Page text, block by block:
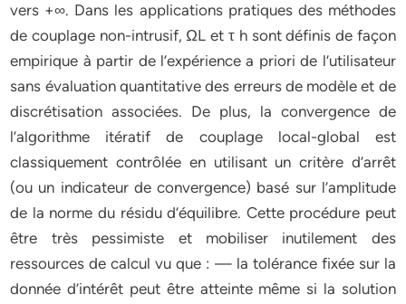
vers +∞. Dans les applications pratiques des méthodes
de couplage non-intrusif, ΩL et τ h sont définis de façon
empirique à partir de l’expérience a priori de l’utilisateur
sans évaluation quantitative des erreurs de modèle et de
discrétisation associées. De plus, la convergence de
l’algorithme itératif de couplage local-global est
classiquement contrôlée en utilisant un critère d’arrêt
(ou un indicateur de convergence) basé sur l’amplitude
de la norme du résidu d’équilibre. Cette procédure peut
être très pessimiste et mobiliser inutilement des
ressources de calcul vu que : — la tolérance fixée sur la
donnée d’intérêt peut être atteinte même si la solution